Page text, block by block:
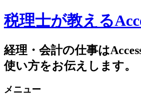
税理士が教える
経理・会計の仕事は
使い方をお伝えします。
メニュー